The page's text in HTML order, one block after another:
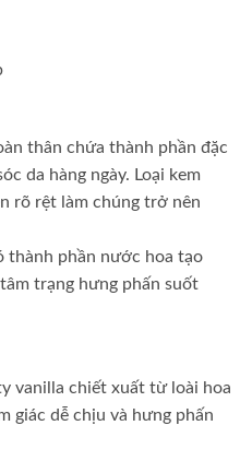
thân chứa thành phần đặc
da hàng ngày. Loại kem
rõ rệt làm chúng trở nên
thành phần nước hoa tạo
trạng hưng phấn suốt
vanilla chiết xuất từ loài hoa
giác dễ chịu và hưng phấn